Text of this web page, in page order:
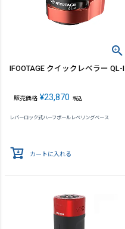
IFOOTAGE クイックレベラー QL-I
販売価格 ¥23,870 税込
レバーロック式ハーフボールレベリングベース
カートに入れる